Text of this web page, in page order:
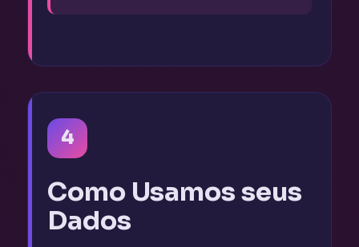
4
Como Usamos seus
Dados